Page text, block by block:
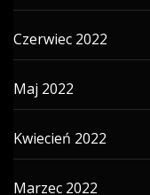
Czerwiec 2022
Maj 2022
Kwiecień 2022
Marzec 2022